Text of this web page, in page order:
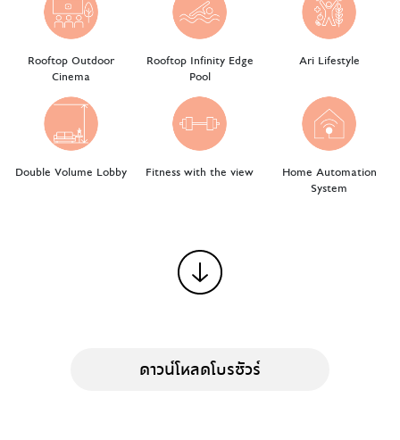
Rooftop Outdoor
Cinema
Rooftop Infinity Edge
Pool
Ari Lifestyle
Double Volume Lobby Fitness with the view
Home Automation
System
ดาวน์โหลดโบรชัวร์